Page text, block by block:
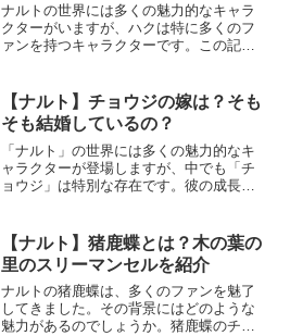
ナルトの世界には多くの魅力的なキャラ
クターがいますが、ハクは特に多くのフ
ァンを持つキャラクターです。この記事
い発見を共有します。ハクの性別ハクの
性別は男ですが、その美し...
【ナルト】チョウジの嫁は？そも
そも結婚しているの？
「ナルト」の世界には多くの魅力的なキ
ャラクターが登場しますが、中でも「チ
ョウジ」は特別な存在です。彼の成長、
ジの家族と結婚チョウジの家族は彼の成
長に大きな影響を与えていま...
【ナルト】猪鹿蝶とは？木の葉の
里のスリーマンセルを紹介
ナルトの猪鹿蝶は、多くのファンを魅了
してきました。その背景にはどのような
魅力があるのでしょうか。猪鹿蝶のチー